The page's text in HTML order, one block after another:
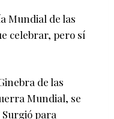
Mundial de las
celebrar, pero sí
de las
Mundial, se
para